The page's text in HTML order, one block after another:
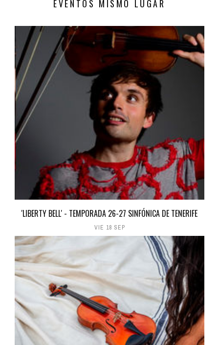
EVENTOS MISMO LUGAR
'LIBERTY BELL' - TEMPORADA 26-27 SINFÓNICA DE TENERIFE
VIE 18 SEP